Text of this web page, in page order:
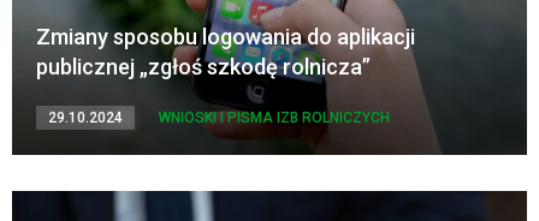
Zmiany sposobu logowania do aplikacji
publicznej „zgłoś szkodę rolnicza”
29.10.2024 WNIOSKI I PISMA IZB ROLNICZYCH